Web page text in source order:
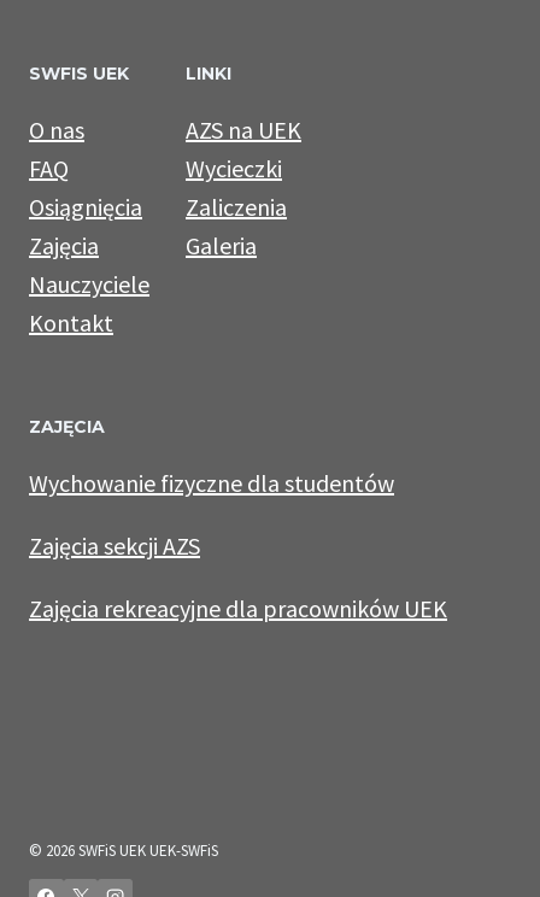
SWFIS UEK
O nas
FAQ
Osiągnięcia
Zajęcia
Nauczyciele
Kontakt
LINKI
AZS na UEK
Wycieczki
Zaliczenia
Galeria
ZAJĘCIA
Wychowanie fizyczne dla studentów
Zajęcia sekcji AZS
Zajęcia rekreacyjne dla pracowników UEK
© 2026 SWFiS UEK UEK-SWFiS